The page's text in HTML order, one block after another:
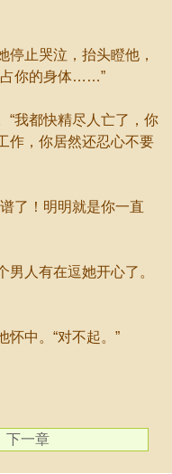
止哭泣，抬头瞪他，
占你的身体……”
我都快精尽人亡了，你
作，你居然还忍心不要
了！明明就是你一直
人有在逗她开心了。
中。“对不起。”
下一章